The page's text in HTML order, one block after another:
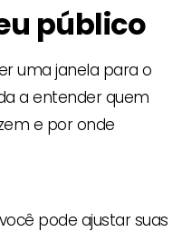
público
uma janela para o
a entender quem
e por onde
pode ajustar suas